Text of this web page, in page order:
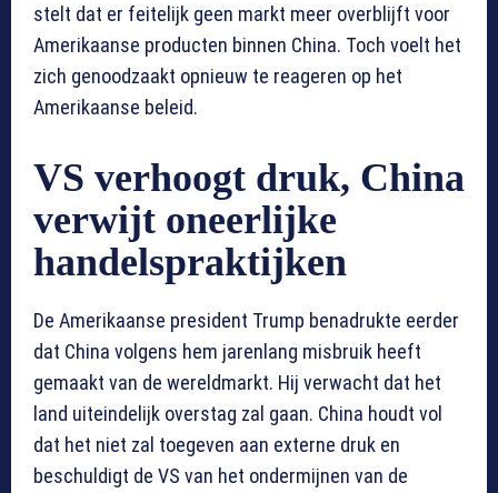
stelt dat er feitelijk geen markt meer overblijft voor
Amerikaanse producten binnen China. Toch voelt het
zich genoodzaakt opnieuw te reageren op het
Amerikaanse beleid.
VS verhoogt druk, China
verwijt oneerlijke
handelspraktijken
De Amerikaanse president Trump benadrukte eerder
dat China volgens hem jarenlang misbruik heeft
gemaakt van de wereldmarkt. Hij verwacht dat het
land uiteindelijk overstag zal gaan. China houdt vol
dat het niet zal toegeven aan externe druk en
beschuldigt de VS van het ondermijnen van de